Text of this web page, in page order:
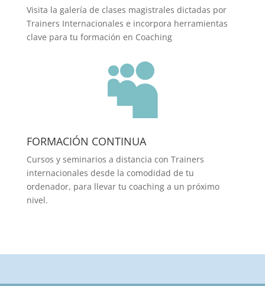
Visita la galería de clases magistrales dictadas por
Trainers Internacionales e incorpora herramientas
clave para tu formación en Coaching

FORMACIÓN CONTINUA
Cursos y seminarios a distancia con Trainers
internacionales desde la comodidad de tu
ordenador, para llevar tu coaching a un próximo
nivel.